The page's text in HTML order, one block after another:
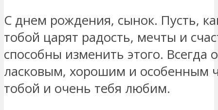
С днем рождения, сынок. Пусть,
тобой царят радость, мечты и
способны изменить этого. Всегда
ласковым, хорошим и особенным
тобой и очень тебя любим.